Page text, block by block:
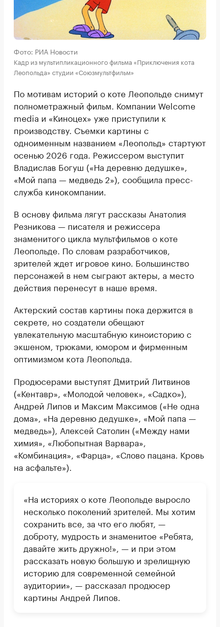
Фото: РИА Новости
Кадр из мультипликационного фильма «Приключения кота
Леопольда» студии «Союзмультфильм»
По мотивам историй о коте Леопольде снимут
полнометражный фильм. Компании Welcome
media и «Киноцех» уже приступили к
производству. Съемки картины с
одноименным названием «Леопольд» стартуют
осенью 2026 года. Режиссером выступит
Владислав Богуш («На деревню дедушке»,
«Мой папа — медведь 2»), сообщила пресс-
служба кинокомпании.
В основу фильма лягут рассказы Анатолия
Резникова — писателя и режиссера
знаменитого цикла мультфильмов о коте
Леопольде. По словам разработчиков,
зрителей ждет игровое кино. Большинство
персонажей в нем сыграют актеры, а место
действия перенесут в наше время.
Актерский состав картины пока держится в
секрете, но создатели обещают
увлекательную масштабную киноисторию с
экшеном, трюками, юмором и фирменным
оптимизмом кота Леопольда.
Продюсерами выступят Дмитрий Литвинов
(«Кентавр», «Молодой человек», «Садко»),
Андрей Липов и Максим Максимов («Не одна
дома», «На деревню дедушке», «Мой папа —
медведь»), Алексей Сатолин («Между нами
химия», «Любопытная Варвара»,
«Комбинация», «Фарца», «Слово пацана. Кровь
на асфальте»).
«На историях о коте Леопольде выросло
несколько поколений зрителей. Мы хотим
сохранить все, за что его любят, —
доброту, мудрость и знаменитое «Ребята,
давайте жить дружно!», — и при этом
рассказать новую большую и зрелищную
историю для современной семейной
аудитории», — рассказал продюсер
картины Андрей Липов.